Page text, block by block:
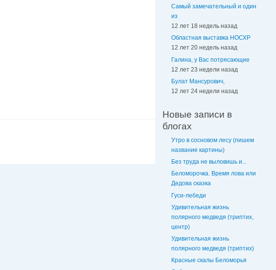
Самый замечательный и один
из
12 лет 18 недель назад
Областная выставка НОСХР
12 лет 20 недель назад
Галина, у Вас потрясающие
12 лет 23 недели назад
Булат Мансурович,
12 лет 24 недели назад
Новые записи в
блогах
Утро в сосновом лесу (пишем
название картины)
Без труда не выловишь и...
Беломорочка. Время лова или
Дедова сказка
Гуси-лебеди
Удивительная жизнь
полярного медведя (триптих,
центр)
Удивительная жизнь
полярного медведя (триптих)
Красные скалы Беломорья